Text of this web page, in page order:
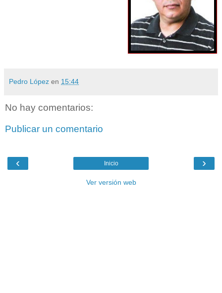
Pedro López en 15:44
No hay comentarios:
Publicar un comentario
‹ ›
Inicio
Ver versión web